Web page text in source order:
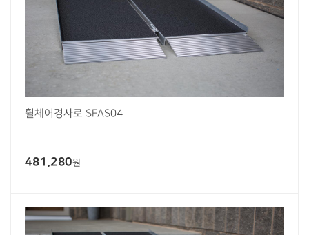
휠체어경사로 SFAS04
481,280원